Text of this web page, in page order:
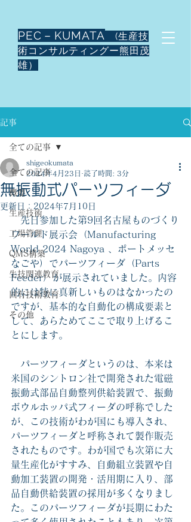
PEC－KUMATA
(生産技
術コンサルティングー熊田茂
雄）
記事
全ての記事
概要
生産技術
工場管理
QMS構築
生技関連教育
固有技術教育
その他
全ての記事
無振動式パーツフィーダ
shigeokumata
2024年4月23日
読了時間: 3分
更新日： 2024年7月10日
先日参加した第9回名古屋ものづくり
ワールド展示会（Manufacturing
World 2024 Nagoya 、ポートメッセ
なごや）でパーツフィーダ（Parts
Feeder）が展示されていました。内容
的には特に真新しいものはなかったの
ですが、基本的な自動化の構成要素と
して、あらためてここで取り上げるこ
とにします。
パーツフィーダというのは、本来は
米国のシントロン社で開発された電磁
振動式部品自動整列供給装置で、振動
ボウルホッパ式フィーダの呼称でした
が、この技術がわが国にも導入され、
パーツフィーダと呼称されて製作販売
されたものです。わが国でも次第に大
量生産化がすすみ、自動組立装置や自
動加工装置の開発・活用期に入り、部
品自動供給装置の採用が多くなりまし
た。このパーツフィーダが長期にわた